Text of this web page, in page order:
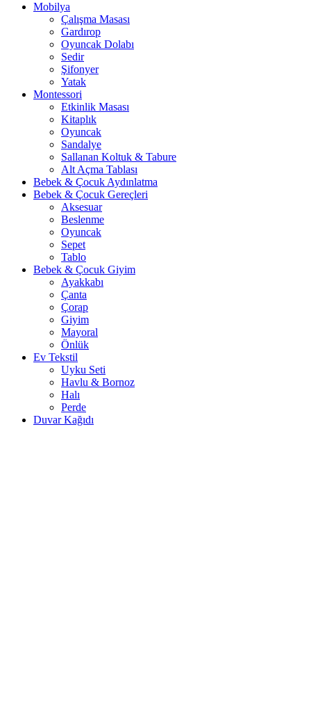
Mobilya
Çalışma Masası
Gardırop
⁠Oyuncak Dolabı
Sedir
Şifonyer
Yatak
Montessori
Etkinlik Masası
Kitaplık
Oyuncak
Sandalye
Sallanan Koltuk & Tabure
Alt Açma Tablası
Bebek & Çocuk Aydınlatma
Bebek & Çocuk Gereçleri
Aksesuar
Beslenme
Oyuncak
Sepet
Tablo
Bebek & Çocuk Giyim
Ayakkabı
Çanta
Çorap
Giyim
Mayoral
Önlük
Ev Tekstil
Uyku Seti
Havlu & Bornoz
Halı
Perde
Duvar Kağıdı